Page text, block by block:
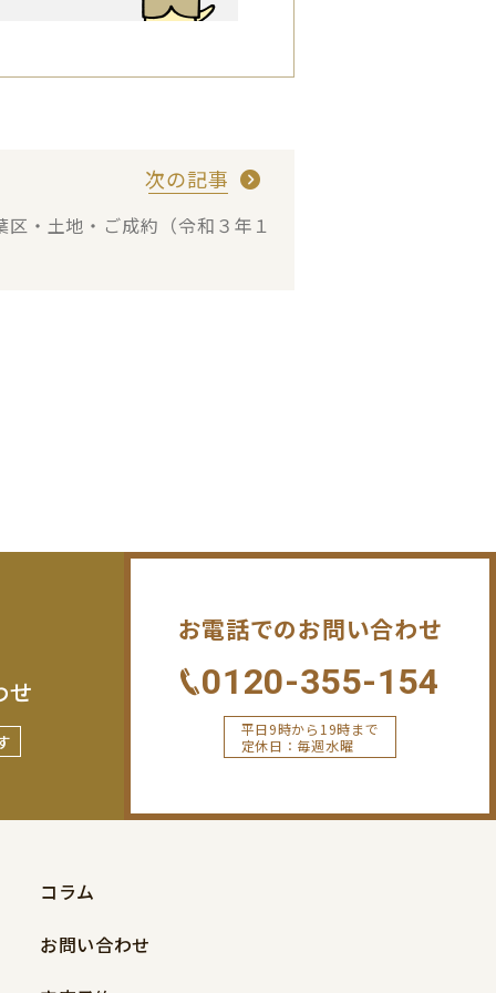
次の記事
・土地・ご成約（令和３年１
せ
お電話でのお問い合わせ
0120-355-154
平日9時から19時まで
定休日：毎週水曜
コラム
お問い合わせ